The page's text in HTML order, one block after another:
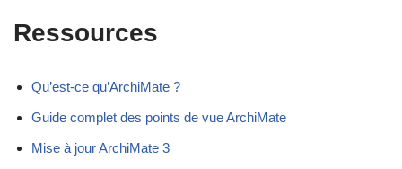
Ressources
Qu’est-ce qu’ArchiMate ?
Guide complet des points de vue ArchiMate
Mise à jour ArchiMate 3